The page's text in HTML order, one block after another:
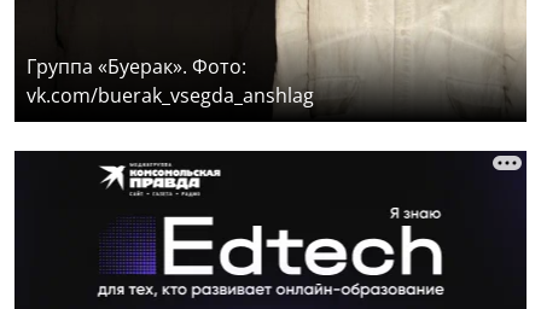
Группа «Буерак». Фото:
vk.com/buerak_vsegda_anshlag